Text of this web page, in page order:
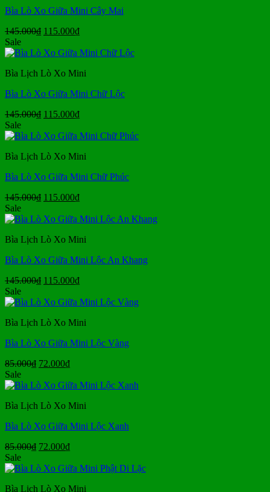
Bìa Lò Xo Giữa Mini Cây Mai
145.000₫ Giá
là:
115.000₫Giá
tại
115.000₫.
Sale
Bìa Lịch Lò Xo Mini
Bìa Lò Xo Giữa Mini Chữ Lộc
145.000₫ Giá
là:
115.000₫Giá
tại
115.000₫.
Sale
Bìa Lịch Lò Xo Mini
Bìa Lò Xo Giữa Mini Chữ Phúc
145.000₫ Giá
là:
115.000₫Giá
tại
115.000₫.
Sale
Bìa Lịch Lò Xo Mini
Bìa Lò Xo Giữa Mini Lộc An Khang
145.000₫ Giá
là:
115.000₫Giá
tại
115.000₫.
Sale
Bìa Lịch Lò Xo Mini
Bìa Lò Xo Giữa Mini Lộc Vàng
85.000₫ Giá
là:
72.000₫Giá
tại
72.000₫.
Sale
Bìa Lịch Lò Xo Mini
Bìa Lò Xo Giữa Mini Lộc Xanh
85.000₫ Giá
là:
72.000₫Giá
tại
72.000₫.
Sale
Bìa Lịch Lò Xo Mini